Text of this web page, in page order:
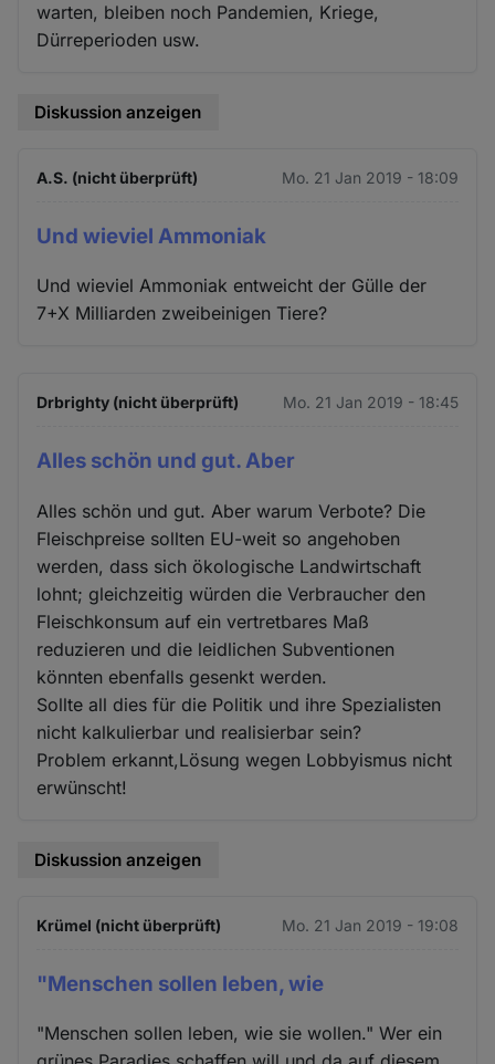
warten, bleiben noch Pandemien, Kriege,
Dürreperioden usw.
Diskussion anzeigen
A.S. (nicht überprüft) Mo. 21 Jan 2019 - 18:09
Und wieviel Ammoniak
Und wieviel Ammoniak entweicht der Gülle der
7+X Milliarden zweibeinigen Tiere?
Drbrighty (nicht überprüft) Mo. 21 Jan 2019 - 18:45
Alles schön und gut. Aber
Alles schön und gut. Aber warum Verbote? Die
Fleischpreise sollten EU-weit so angehoben
werden, dass sich ökologische Landwirtschaft
lohnt; gleichzeitig würden die Verbraucher den
Fleischkonsum auf ein vertretbares Maß
reduzieren und die leidlichen Subventionen
könnten ebenfalls gesenkt werden.
Sollte all dies für die Politik und ihre Spezialisten
nicht kalkulierbar und realisierbar sein?
Problem erkannt,Lösung wegen Lobbyismus nicht
erwünscht!
Diskussion anzeigen
Krümel (nicht überprüft) Mo. 21 Jan 2019 - 19:08
"Menschen sollen leben, wie
"Menschen sollen leben, wie sie wollen." Wer ein